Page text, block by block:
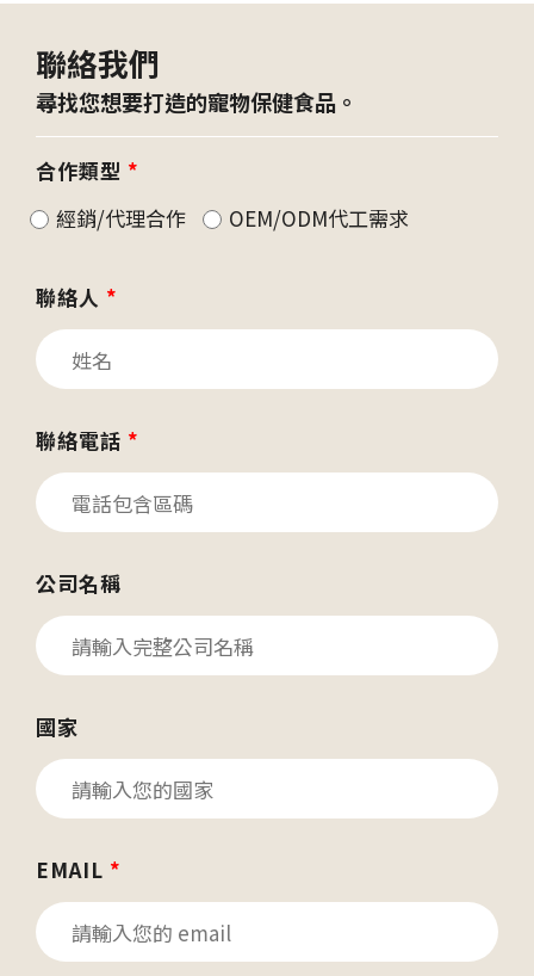
聯絡我們
尋找您想要打造的寵物保健食品。
合作類型 *
經銷/代理合作
OEM/ODM代工需求
聯絡人 *
聯絡電話 *
公司名稱
國家
EMAIL *